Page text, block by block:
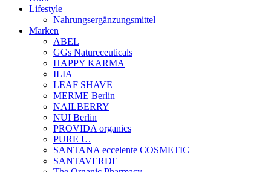
Lifestyle
Nahrungsergänzungsmittel
Marken
ABEL
GGs Natureceuticals
HAPPY KARMA
ILIA
LEAF SHAVE
MERME Berlin
NAILBERRY
NUI Berlin
PROVIDA organics
PURE U.
SANTANA eccelente COSMETIC
SANTAVERDE